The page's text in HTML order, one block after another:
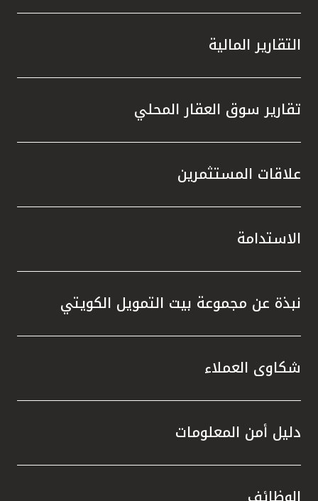
التقارير المالية
تقارير سوق العقار المحلي
علاقات المستثمرين
الاستدامة
نبذة عن مجموعة بيت التمويل الكويتي
شكاوى العملاء
دليل أمن المعلومات